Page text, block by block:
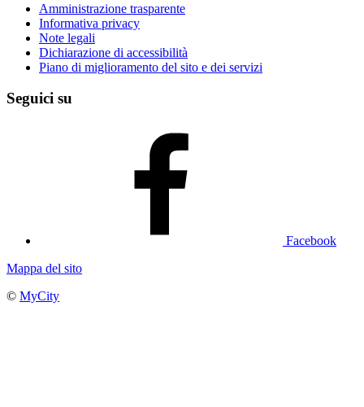
Amministrazione trasparente
Informativa privacy
Note legali
Dichiarazione di accessibilità
Piano di miglioramento del sito e dei servizi
Seguici su
Facebook
Mappa del sito
© MyCity